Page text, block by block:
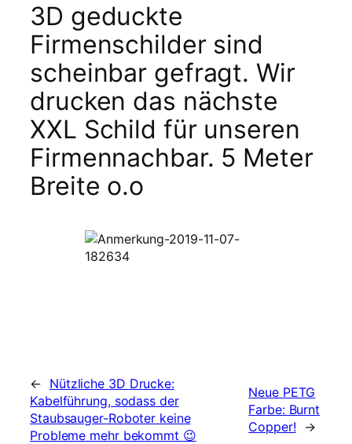
3D geduckte
Firmenschilder sind
scheinbar gefragt. Wir
drucken das nächste
XXL Schild für unseren
Firmennachbar. 5 Meter
Breite o.o
← Nützliche 3D Drucke:
Kabelführung, sodass der
Staubsauger-Roboter keine
Probleme mehr bekommt 😉
Neue PETG
Farbe: Burnt
Copper!
→